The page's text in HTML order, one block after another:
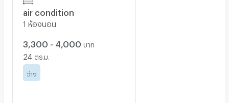
air condition
1 ห้องนอน
3,300 - 4,000 บาท
24 ตร.ม.
ว่าง